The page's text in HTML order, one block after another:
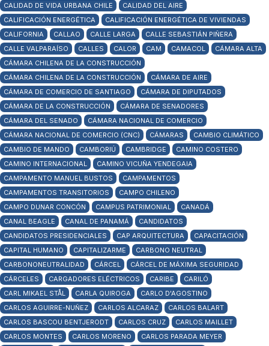
CALIDAD DE VIDA URBANA CHILE
CALIDAD DEL AIRE
CALIFICACIÓN ENERGÉTICA
CALIFICACIÓN ENERGÉTICA DE VIVIENDAS
CALIFORNIA
CALLAO CALLE LARGA
CALLE SEBASTIÁN PIÑERA
CALLE VALPARAÍSO
CALLES CALOR CAM CAMACOL
CÁMARA ALTA
CÁMARA CHILENA DE LA CONSTRUCCIÓN
CÁMARA CHILENA DE LA CONSTRUCCIÓN
CÁMARA DE AIRE
CÁMARA DE COMERCIO DE SANTIAGO
CÁMARA DE DIPUTADOS
CÁMARA DE LA CONSTRUCCIÓN
CÁMARA DE SENADORES
CÁMARA DEL SENADO
CÁMARA NACIONAL DE COMERCIO
CÁMARA NACIONAL DE COMERCIO (CNC)
CÁMARAS
CAMBIO CLIMÁTICO
CAMBIO DE MANDO
CAMBORIÚ CAMBRIDGE
CAMINO COSTERO
CAMINO INTERNACIONAL
CAMINO VICUÑA YENDEGAIA
CAMPAMENTO MANUEL BUSTOS
CAMPAMENTOS
CAMPAMENTOS TRANSITORIOS
CAMPO CHILENO
CAMPO DUNAR CONCÓN
CAMPUS PATRIMONIAL
CANADÁ
CANAL BEAGLE
CANAL DE PANAMÁ
CANDIDATOS
CANDIDATOS PRESIDENCIALES
CAP ARQUITECTURA
CAPACITACIÓN
CAPITAL HUMANO
CAPITALIZARME
CARBONO NEUTRAL
CARBONONEUTRALIDAD
CÁRCEL
CÁRCEL DE MÁXIMA SEGURIDAD
CÁRCELES
CARGADORES ELÉCTRICOS CARIBE
CARILÓ
CARL MIKAEL STÅL
CARLA QUIROGA
CARLO D'AGOSTINO
CARLOS AGUIRRE-NUÑEZ
CARLOS ALCARAZ
CARLOS BALART
CARLOS BASCOU BENTJERODT
CARLOS CRUZ
CARLOS MAILLET
CARLOS MONTES
CARLOS MORENO
CARLOS PARADA MEYER